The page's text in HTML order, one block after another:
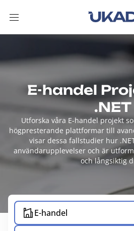
E-handel
.NET
Utforska våra E-handel projekt
högpresterande plattformar till
visar dessa fallstudier hur
användarupplevelser och är
och långsiktig
E-handel